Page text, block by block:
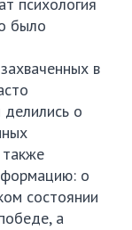
психология
было
в
о
о
состоянии
а